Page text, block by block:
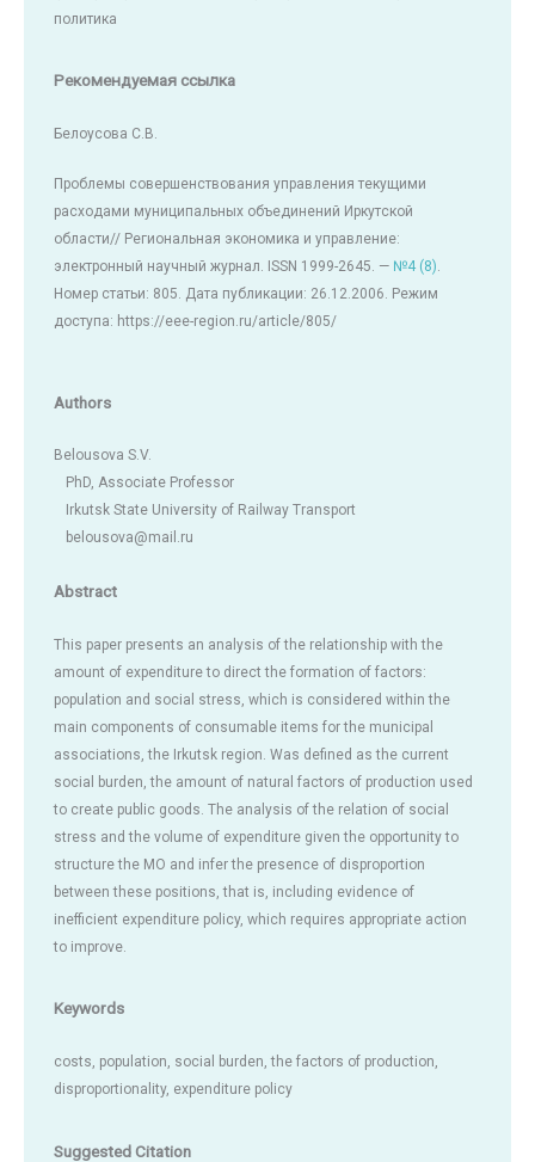
политика
Рекомендуемая ссылка
Белоусова С.В.
Проблемы совершенствования управления текущими
расходами муниципальных объединений Иркутской
области// Региональная экономика и управление:
электронный научный журнал. ISSN 1999-2645. — №4 (8).
Номер статьи: 805. Дата публикации: 26.12.2006. Режим
доступа: https://eee-region.ru/article/805/
Authors
Belousova S.V.
PhD, Associate Professor
Irkutsk State University of Railway Transport
belousova@mail.ru
Abstract
This paper presents an analysis of the relationship with the
amount of expenditure to direct the formation of factors:
population and social stress, which is considered within the
main components of consumable items for the municipal
associations, the Irkutsk region. Was defined as the current
social burden, the amount of natural factors of production used
to create public goods. The analysis of the relation of social
stress and the volume of expenditure given the opportunity to
structure the MO and infer the presence of disproportion
between these positions, that is, including evidence of
inefficient expenditure policy, which requires appropriate action
to improve.
Keywords
costs, population, social burden, the factors of production,
disproportionality, expenditure policy
Suggested Citation